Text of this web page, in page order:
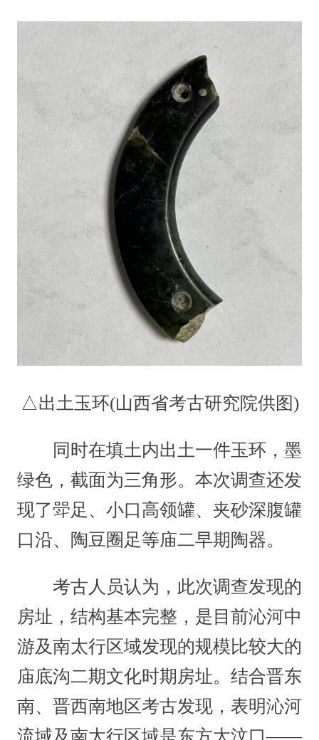
△出土玉环(山西省考古研究院供图)
同时在填土内出土一件玉环，墨
绿色，截面为三角形。本次调查还发
现了斝足、小口高领罐、夹砂深腹罐
口沿、陶豆圈足等庙二早期陶器。
考古人员认为，此次调查发现的
房址，结构基本完整，是目前沁河中
游及南太行区域发现的规模比较大的
庙底沟二期文化时期房址。结合晋东
南、晋西南地区考古发现，表明沁河
流域及南太行区域是东方大汶口——